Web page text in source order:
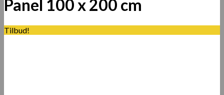
Panel 100 x 200 cm
Tilbud!